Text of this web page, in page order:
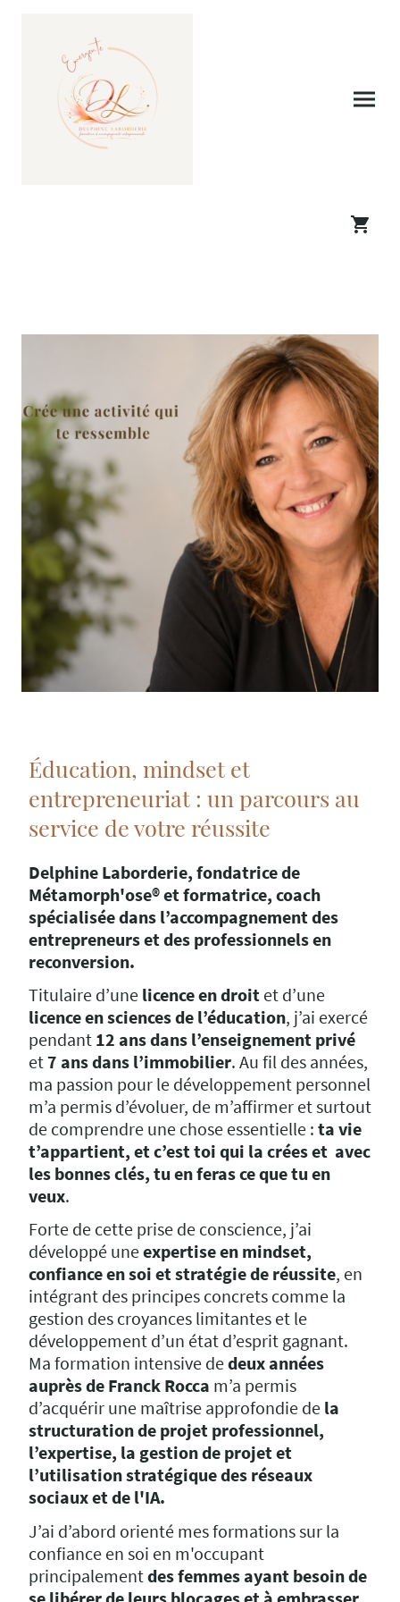
Éducation, mindset et
entrepreneuriat : un parcours au
service de votre réussite
Delphine Laborderie, fondatrice de
Métamorph'ose® et formatrice, coach
spécialisée dans l’accompagnement des
entrepreneurs et des professionnels en
reconversion.
Titulaire d’une licence en droit et d’une
licence en sciences de l’éducation, j’ai exercé
pendant 12 ans dans l’enseignement privé
et7 ans dans l’immobilier. Au fil des années,
ma passion pour le développement personnel
m’a permis d’évoluer, de m’affirmer et surtout
de comprendre une chose essentielle : ta vie
t’appartient, et c’est toi qui la crées et avec
les bonnes clés, tu en feras ce que tu en
veux.
Forte de cette prise de conscience, j’ai
développé uneexpertise en mindset,
confiance en soi et stratégie de réussite, en
intégrant des principes concrets comme la
gestion des croyances limitantes et le
développement d’un état d’esprit gagnant.
Ma formation intensive dedeux années
auprès de Franck Rocca m’a permis
d’acquérir une maîtrise approfondie de la
structuration de projet professionnel,
l’expertise, la gestion de projet et
l’utilisation stratégique des réseaux
sociaux et de l'IA.
J’ai d’abord orienté mes formations sur la
confiance en soi en m'occupant
principalementdes femmes ayant besoin de